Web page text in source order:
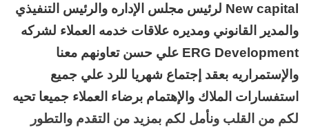
New capital لرئيس مجلس الإداره والرئيس التنفيذي
والمدير القانوني ومديره علاقات خدمه العملاء لشركه
ERG Development علي حسن تعاونهم معنا
والإستمراريه بعقد إجتماع شهريا للرد علي جميع
استفسارات الملاك والإهتمام برضاء العملاء جميعا تحيه
لكم من القلب ونأمل لكم بمزيد من التقدم والتطور